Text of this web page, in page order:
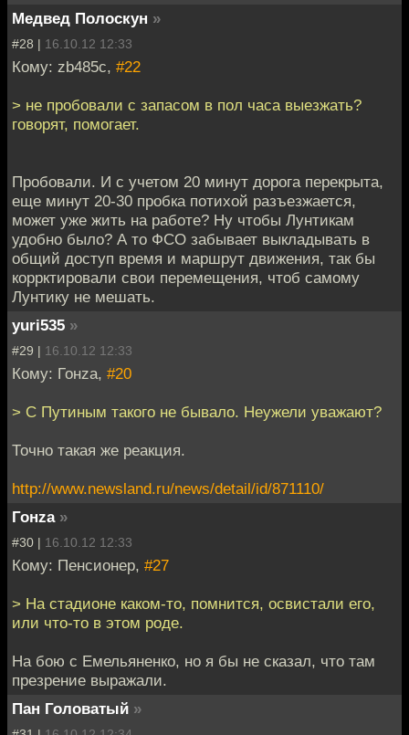
Медвед Полоскун »
#28 | 16.10.12 12:33
Кому: zb485c, #22
> не пробовали с запасом в пол часа выезжать?
говорят, помогает.
Пробовали. И с учетом 20 минут дорога перекрыта,
еще минут 20-30 пробка потихой разъезжается,
может уже жить на работе? Ну чтобы Лунтикам
удобно было? А то ФСО забывает выкладывать в
общий доступ время и маршрут движения, так бы
коррктировали свои перемещения, чтоб самому
Лунтику не мешать.
yuri535 »
#29 | 16.10.12 12:33
Кому: Гонzа, #20
> С Путиным такого не бывало. Неужели уважают?
Точно такая же реакция.
http://www.newsland.ru/news/detail/id/871110/
Гонzа »
#30 | 16.10.12 12:33
Кому: Пенсионер, #27
> На стадионе каком-то, помнится, освистали его,
или что-то в этом роде.
На бою с Емельяненко, но я бы не сказал, что там
презрение выражали.
Пан Головатый »